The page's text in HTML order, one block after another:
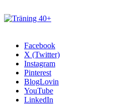
Facebook
X (Twitter)
Instagram
Pinterest
BlogLovin
YouTube
LinkedIn